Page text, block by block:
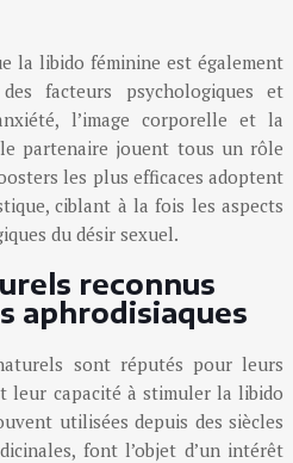
la libido féminine est également
facteurs psychologiques et
l’image corporelle et la
partenaire jouent tous un rôle
les plus efficaces adoptent
ciblant à la fois les aspects
du désir sexuel.
reconnus
aphrodisiaques
sont réputés pour leurs
leur capacité à stimuler la libido
utilisées depuis des siècles
font l’objet d’un intérêt